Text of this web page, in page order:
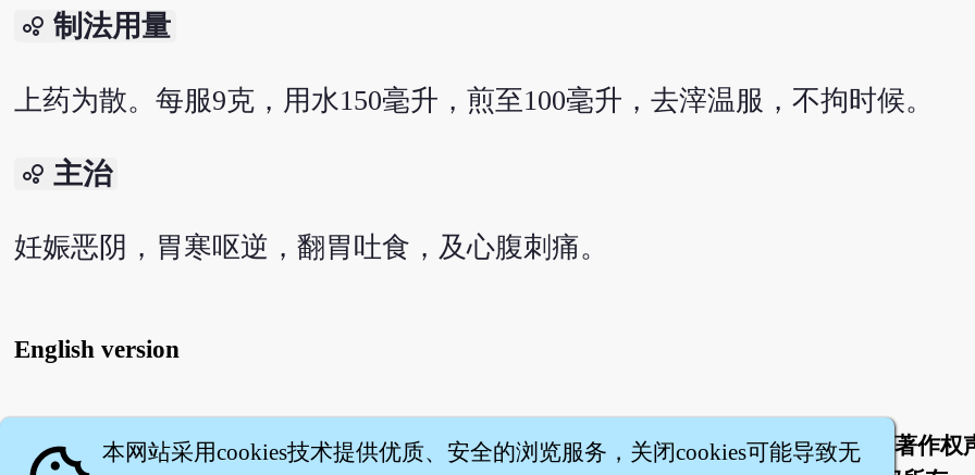
bubble_chart 制法用量
上药为散。每服9克，用水150毫升，煎至100毫升，去滓温服，不拘时候。
bubble_chart 主治
妊娠恶阴，胃寒呕逆，翻胃吐食，及心腹刺痛。
English version
关于 | 联络我们 服务条款 隐私权条款
著作权
本网站采用cookies技术提供优质、安全的浏览服务，关闭cookies可能导致无